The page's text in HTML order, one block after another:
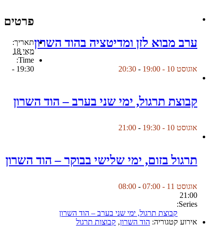
ערב מבוא לזן ומדיטציה בהוד השרון
אוגוסט 10 - 19:00 -
20:30
קבוצת תרגול, ימי שני בערב – הוד השרון
אוגוסט 10 - 19:30 -
21:00
תרגול בזום, ימי שלישי בבוקר – הוד השרון
אוגוסט 11 - 07:00 -
08:00
פרטים
תאריך:
מאי 18
Time:
19:30 -
21:00
Series:
קבוצת תרגול, ימי שני בערב – הוד השרון
אירוע קטגוריה: הוד השרון, קבוצות תרגול